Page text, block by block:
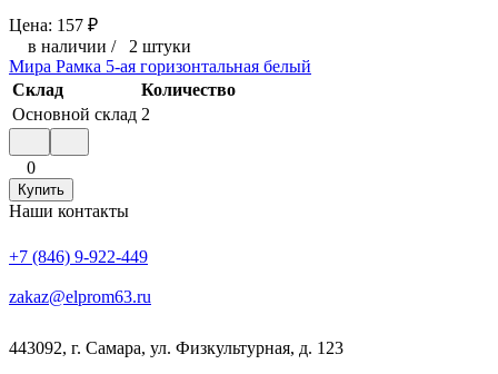
Цена: 157 ₽
в наличии / 2 штуки
Мира Рамка 5-ая горизонтальная белый
Склад
Количество
Основной склад 2
0
Купить
Наши контакты
+7 (846) 9-922-449
zakaz@elprom63.ru
443092, г. Самара, ул. Физкультурная, д. 123